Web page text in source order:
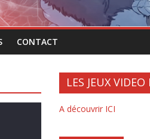
CONTACT
LES JEUX
A découvrir ICI